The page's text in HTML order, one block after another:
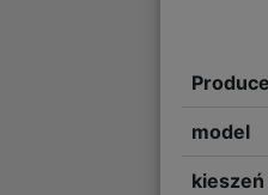
model
kieszeń